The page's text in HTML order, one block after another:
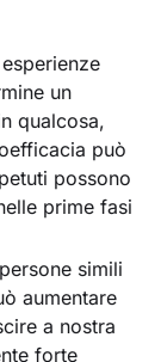
un
qualcosa,
può
possono
prime fasi
simili
aumentare
a nostra
forte